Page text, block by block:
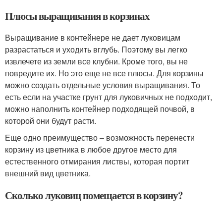
Плюсы выращивания в корзинах
Выращивание в контейнере не дает луковицам
разрастаться и уходить вглубь. Поэтому вы легко
извлечете из земли все клубни. Кроме того, вы не
повредите их. Но это еще не все плюсы. Для корзины
можно создать отдельные условия выращивания. То
есть если на участке грунт для луковичных не подходит,
можно наполнить контейнер подходящей почвой, в
которой они будут расти.
Еще одно преимущество – возможность перенести
корзину из цветника в любое другое место для
естественного отмирания листвы, которая портит
внешний вид цветника.
Сколько луковиц помещается в корзину?